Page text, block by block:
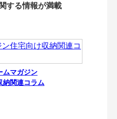
する情報が満載
ムマガジン
納関連コラム